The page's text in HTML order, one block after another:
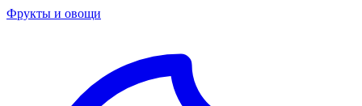
Фрукты и овощи